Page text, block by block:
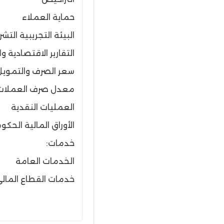
حماية العملاء
البيئة التجريبية
التقارير الاقتصادية
سعر الصرف
معدل صرف
العمليات النقدية
الأوراق المالية
خدمات:
الخدمات العامة
خدمات القطاع